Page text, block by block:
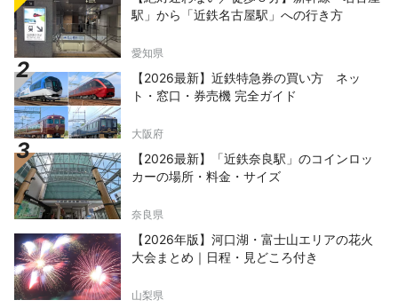
駅」から「近鉄名古屋駅」への行き方
愛知県
【2026最新】近鉄特急券の買い方 ネッ
ト・窓口・券売機 完全ガイド
大阪府
【2026最新】「近鉄奈良駅」のコインロッ
カーの場所・料金・サイズ
奈良県
【2026年版】河口湖・富士山エリアの花火
大会まとめ｜日程・見どころ付き
山梨県